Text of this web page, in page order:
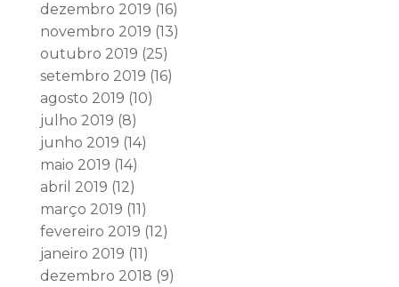
dezembro 2019 (16)
novembro 2019 (13)
outubro 2019 (25)
setembro 2019 (16)
agosto 2019 (10)
julho 2019 (8)
junho 2019 (14)
maio 2019 (14)
abril 2019 (12)
março 2019 (11)
fevereiro 2019 (12)
janeiro 2019 (11)
dezembro 2018 (9)